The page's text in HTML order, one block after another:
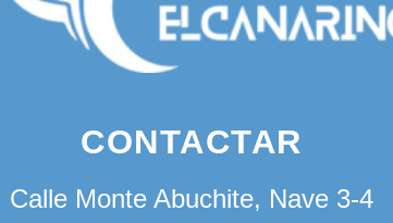
CONTACTAR
Calle Monte Abuchite, Nave 3-4